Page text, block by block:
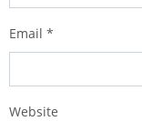
Email *
Website